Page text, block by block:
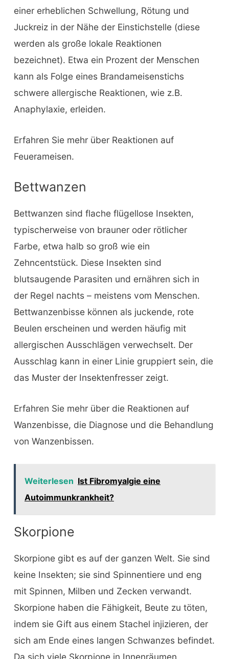
einer erheblichen Schwellung, Rötung und
Juckreiz in der Nähe der Einstichstelle (diese
werden als große lokale Reaktionen
bezeichnet). Etwa ein Prozent der Menschen
kann als Folge eines Brandameisenstichs
schwere allergische Reaktionen, wie z.B.
Anaphylaxie, erleiden.
Erfahren Sie mehr über Reaktionen auf
Feuerameisen.
Bettwanzen
Bettwanzen sind flache flügellose Insekten,
typischerweise von brauner oder rötlicher
Farbe, etwa halb so groß wie ein
Zehncentstück. Diese Insekten sind
blutsaugende Parasiten und ernähren sich in
der Regel nachts – meistens vom Menschen.
Bettwanzenbisse können als juckende, rote
Beulen erscheinen und werden häufig mit
allergischen Ausschlägen verwechselt. Der
Ausschlag kann in einer Linie gruppiert sein, die
das Muster der Insektenfresser zeigt.
Erfahren Sie mehr über die Reaktionen auf
Wanzenbisse, die Diagnose und die Behandlung
von Wanzenbissen.
Weiterlesen Ist Fibromyalgie eine
Autoimmunkrankheit?
Skorpione
Skorpione gibt es auf der ganzen Welt. Sie sind
keine Insekten; sie sind Spinnentiere und eng
mit Spinnen, Milben und Zecken verwandt.
Skorpione haben die Fähigkeit, Beute zu töten,
indem sie Gift aus einem Stachel injizieren, der
sich am Ende eines langen Schwanzes befindet.
Da sich viele Skorpione in Innenräumen